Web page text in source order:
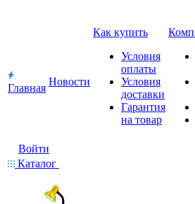
Главная
Новости
Как купить
Условия
оплаты
Условия
доставки
Гарантия
на товар
Войти
Каталог